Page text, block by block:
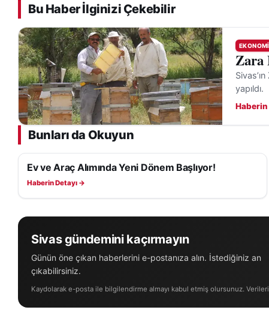
Bu Haber İlginizi Çekebilir
EKONOMI
Zara
yapıldı.
Haberin
Bunları da Okuyun
EKONOMI
Ev ve Araç Alımında Yeni Dönem Başlıyor!
Haberin Detayı →
Sivas gündemini kaçırmayın
Günün öne çıkan haberlerini e-postanıza alın. İstediğiniz an
çıkabilirsiniz.
Kaydolarak e-posta ile bilgilendirme almayı kabul etmiş olursunuz.